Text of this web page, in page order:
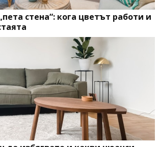
стена“: кога цветът работи и